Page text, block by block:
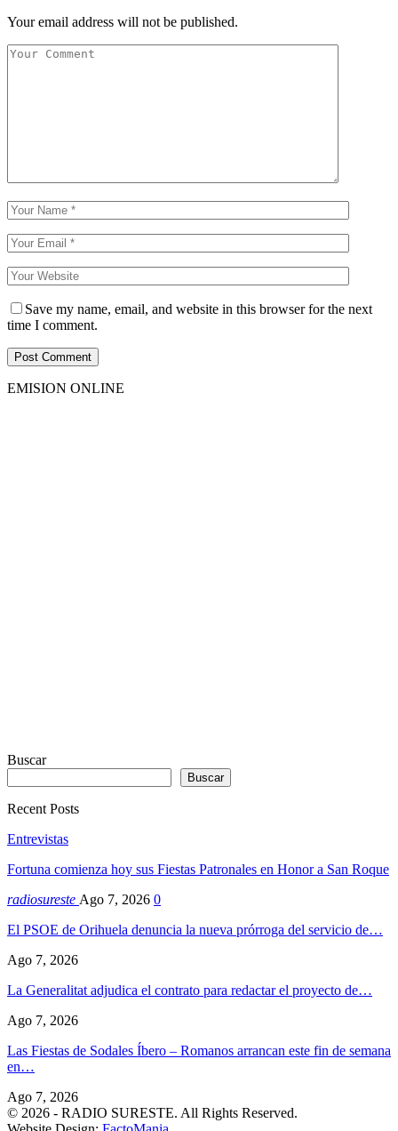
Your email address will not be published.
Save my name, email, and website in this browser for the next
time I comment.
EMISION ONLINE
Buscar
Buscar
Recent Posts
Entrevistas
Fortuna comienza hoy sus Fiestas Patronales en Honor a San Roque
radiosureste Ago 7, 2026 0
El PSOE de Orihuela denuncia la nueva prórroga del servicio de…
Ago 7, 2026
La Generalitat adjudica el contrato para redactar el proyecto de…
Ago 7, 2026
Las Fiestas de Sodales Íbero – Romanos arrancan este fin de semana
en…
Ago 7, 2026
© 2026 - RADIO SURESTE. All Rights Reserved.